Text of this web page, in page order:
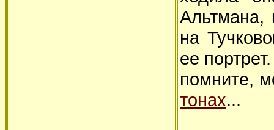
Альтмана,
на
ее
помните,
тонах...